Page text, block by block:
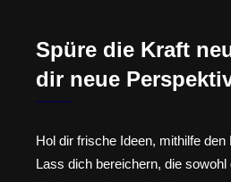
Spüre die Kraft
dir neue
Hol dir frische Ideen, mithilfe
Lass dich bereichern, die sowohl